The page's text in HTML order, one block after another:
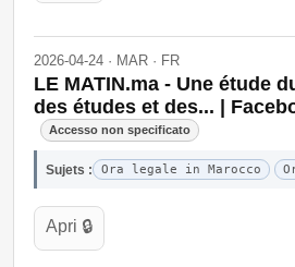
2026-04-24 · MAR · FR
LE MATIN.ma - Une étude
des études et des... |
Accesso non specificato
Sujets : Ora legale in Marocco
Apri 🔒